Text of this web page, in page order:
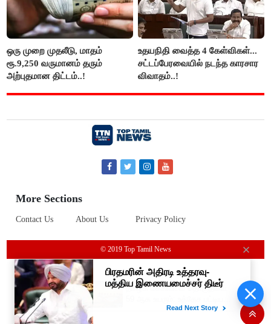
ஒரு முறை முதலீடு, மாதம்
ரூ.9,250 வருமானம் தரும்
அற்புதமான திட்டம்..!
உதயநிதி வைத்த 4 கேள்விகள்...
சட்டப்பேரவையில் நடந்த காரசார
விவாதம்..!
More Sections
Contact Us About Us Privacy Policy
© 2019 Top Tamil News
தமிழக மக்களவை தொகுதிகள்